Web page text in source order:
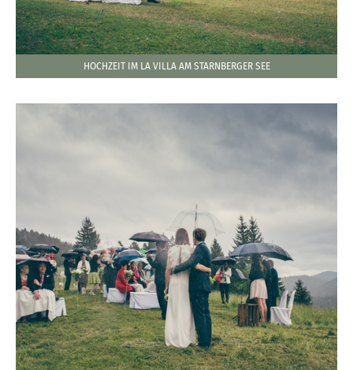
HOCHZEIT IM LA VILLA AM STARNBERGER SEE